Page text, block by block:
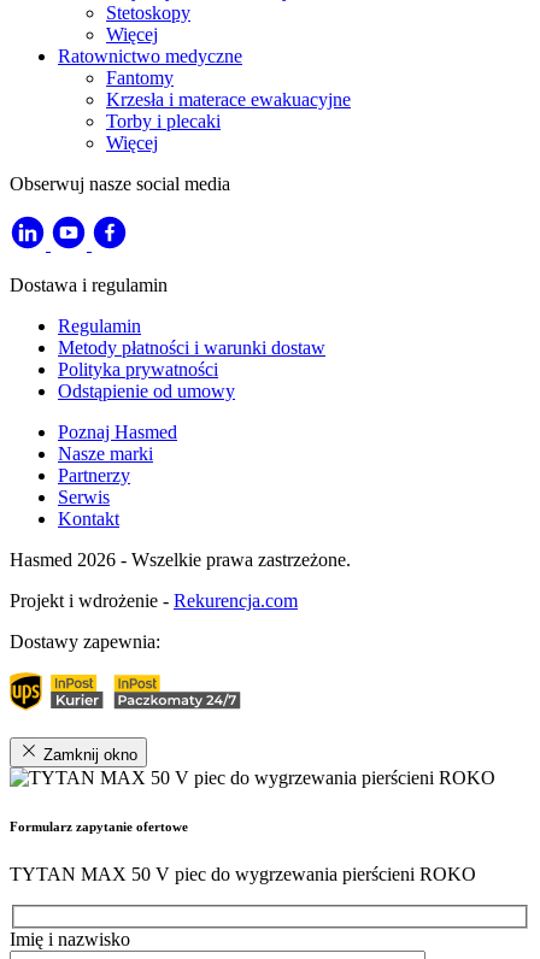
Stetoskopy
Więcej
Ratownictwo medyczne
Fantomy
Krzesła i materace ewakuacyjne
Torby i plecaki
Więcej
Obserwuj nasze social media
Dostawa i regulamin
Regulamin
Metody płatności i warunki dostaw
Polityka prywatności
Odstąpienie od umowy
Poznaj Hasmed
Nasze marki
Partnerzy
Serwis
Kontakt
Hasmed 2026 - Wszelkie prawa zastrzeżone.
Projekt i wdrożenie - Rekurencja.com
Dostawy zapewnia:
Zamknij okno
Formularz zapytanie ofertowe
TYTAN MAX 50 V piec do wygrzewania pierścieni ROKO
Imię i nazwisko